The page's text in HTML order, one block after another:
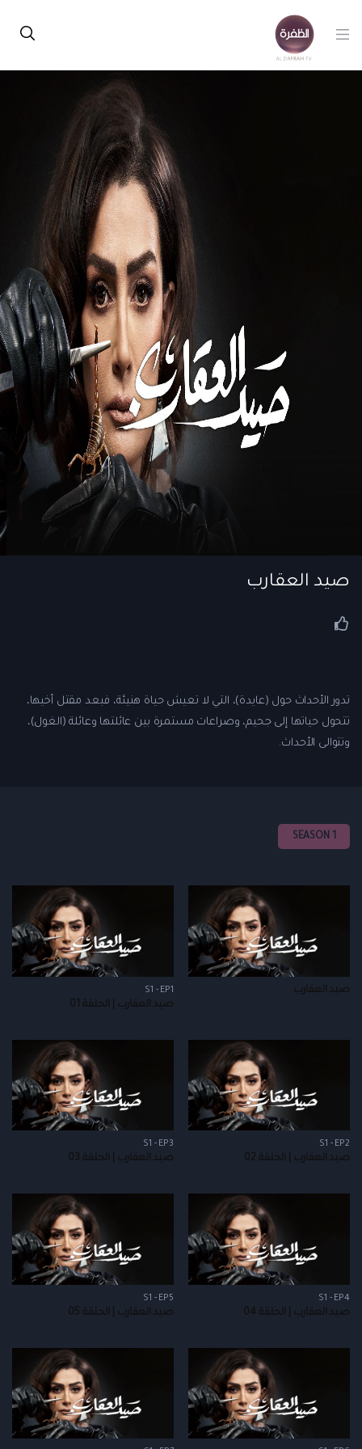
صيد العقارب
تدور الأحداث حول (عايدة)، التي لا تعيش حياة هنيئة، فبعد مقتل أخيها،
تتحول حياتها إلى جحيم، وصراعات مستمرة بين عائلتها وعائلة (الغول)،
وتتوالى الأحداث.
SEASON 1
صيد العقارب S1 - EP1
صيد العقارب | الحلقة 01
S1 - EP2
صيد العقارب | الحلقة 02
S1 - EP3
صيد العقارب | الحلقة 03
S1 - EP4
صيد العقارب | الحلقة 04
S1 - EP5
صيد العقارب | الحلقة 05